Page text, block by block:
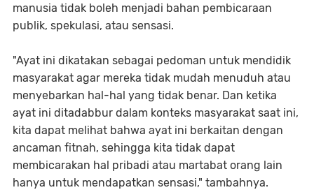
manusia tidak boleh menjadi bahan pembicaraan
publik, spekulasi, atau sensasi.
"Ayat ini dikatakan sebagai pedoman untuk mendidik
masyarakat agar mereka tidak mudah menuduh atau
menyebarkan hal-hal yang tidak benar. Dan ketika
ayat ini ditadabbur dalam konteks masyarakat saat ini,
kita dapat melihat bahwa ayat ini berkaitan dengan
ancaman fitnah, sehingga kita tidak dapat
membicarakan hal pribadi atau martabat orang lain
hanya untuk mendapatkan sensasi," tambahnya.